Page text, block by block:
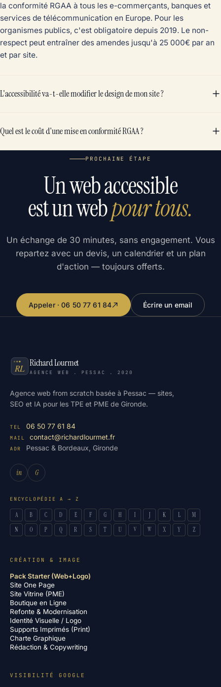
la conformité RGAA à tous les e-commerçants, banques et
services de télécommunication en Europe. Pour les
organismes publics, c'est obligatoire depuis 2019. Le non-
respect peut entraîner des amendes jusqu'à 25 000€ par an
et par site.
L'accessibilité va-t-elle modifier le design de mon site ?
Quel est le coût d'une mise en conformité RGAA ?
PROCHAINE ÉTAPE
Un web accessible
est un webpour tous.
Un échange de 30 minutes, sans engagement. Vous
repartez avec un devis, un calendrier et un plan
d'action — toujours offerts.
Appeler · 06 50 77 61 84 Écrire un email
Richard Lourmet
AGENCE WEB . PESSAC . 2020
Agence web from scratch basée à Pessac — sites,
SEO et IA pour les TPE et PME de Gironde.
TEL 06 50 77 61 84
MAIL contact@richardlourmet.fr
ADR Pessac & Bordeaux, Gironde
in G
ENCYCLOPÉDIE A → Z
A B C D E F G H I J K L
M
N
O P Q R S T U V W X Y Z
CRÉATION & IMAGE
Pack Starter (Web+Logo)
Site One Page
Site Vitrine (PME)
Boutique en Ligne
Refonte & Modernisation
Identité Visuelle / Logo
Supports Imprimés (Print)
Charte Graphique
Rédaction & Copywriting
VISIBILITÉ GOOGLE